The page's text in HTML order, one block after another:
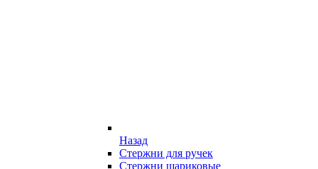
Назад
Стержни для ручек
Стержни шариковые